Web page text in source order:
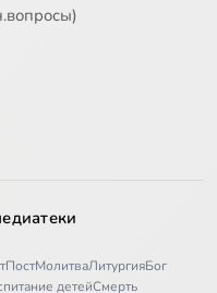
ПостМолитваЛитургияБог
детейСмерть